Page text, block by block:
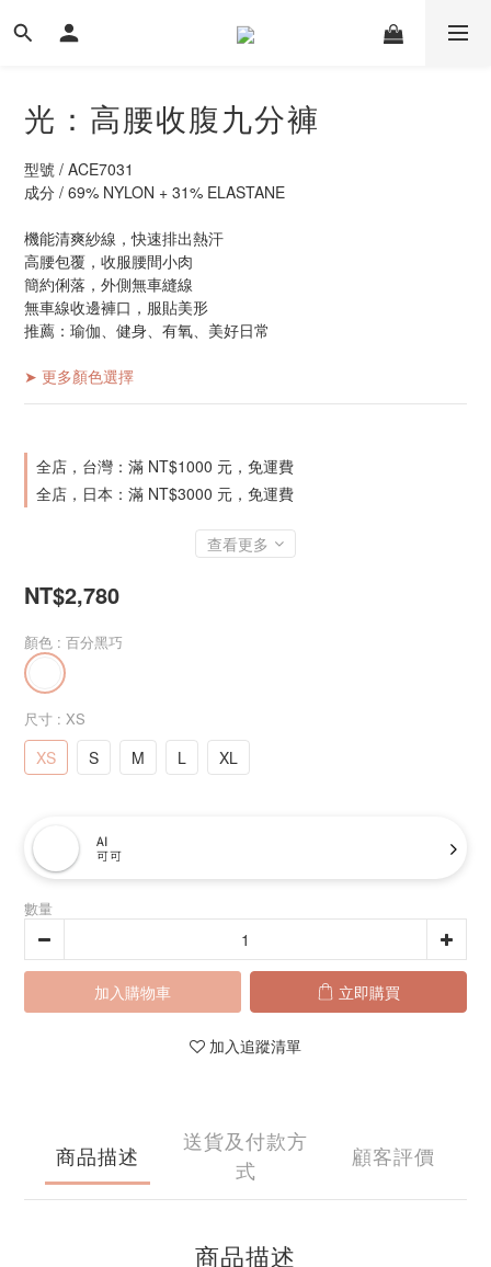
光：高腰收腹九分褲
型號 / ACE7031
成分 / 69% NYLON + 31% ELASTANE
機能清爽紗線，快速排出熱汗
高腰包覆，收服腰間小肉
簡約俐落，外側無車縫線
無車線收邊褲口，服貼美形
推薦：瑜伽、健身、有氧、美好日常
➤ 更多顏色選擇
全店，台灣：滿 NT$1000 元，免運費
全店，日本：滿 NT$3000 元，免運費
查看更多
NT$2,780
顏色 : 百分黑巧
尺寸 : XS
XS S M L XL
AI
可可
數量
加入購物車 立即購買
加入追蹤清單
商品描述
送貨及付款方
式
顧客評價
商品描述